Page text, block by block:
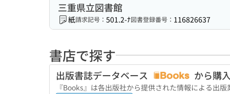
三重県立図書館
紙請求記号： 501.2-ﾅ図書登録番号： 116826637
書店で探す
出版書誌データベース から購
『Books』は各出版社から提供された情報による出